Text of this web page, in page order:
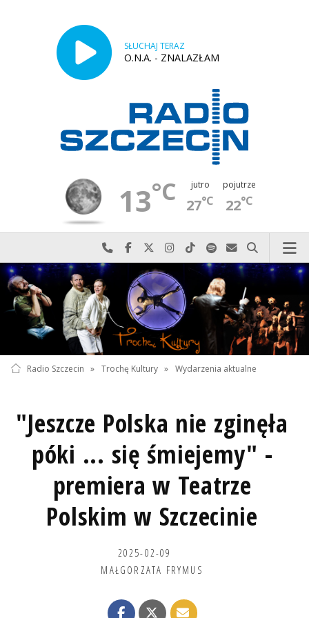
SŁUCHAJ TERAZ
O.N.A. - ZNALAZŁAM
13°C jutro
27°C
pojutrze
22°C
Najlepiej po prostu do nas zadzwoń
Odwiedź nas na Facebook-u
Odwiedź nas na X
Odwiedź nas na Instagram-ie
Odwiedź nas na TikTok-u
Szukaj nas na Spotify
Wyślij do nas
Szukaj
Radio Szczecin » Trochę Kultury » Wydarzenia aktualne
"Jeszcze Polska nie zginęła
póki ... się śmiejemy" -
premiera w Teatrze
Polskim w Szczecinie
2025-02-09
MAŁGORZATA FRYMUS